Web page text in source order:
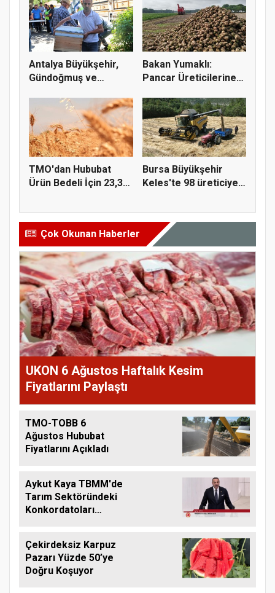
Antalya Büyükşehir,
Gündoğmuş ve
Bakan Yumaklı:
Pancar Üreticilerine
TMO'dan Hububat
Ürün Bedeli İçin 23,3
Bursa Büyükşehir
Keles'te 98 üreticiye
Çok Okunan Haberler
UKON 6 Ağustos Haftalık Kesim
Fiyatlarını Paylaştı
TMO-TOBB 6
Ağustos Hububat
Fiyatlarını Açıkladı
Aykut Kaya TBMM'de
Tarım Sektöründeki
Konkordatoları
Çekirdeksiz Karpuz
Pazarı Yüzde 50’ye
Doğru Koşuyor